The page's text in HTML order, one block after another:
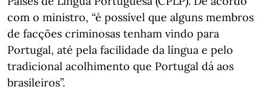
com o ministro, “é possível que alguns membros
de facções criminosas tenham vindo para
Portugal, até pela facilidade da língua e pelo
tradicional acolhimento que Portugal dá aos
brasileiros”.